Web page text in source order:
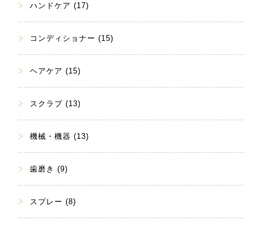
ハンドケア (17)
コンディショナー (15)
ヘアケア (15)
スクラブ (13)
機械・機器 (13)
歯磨き (9)
スプレー (8)